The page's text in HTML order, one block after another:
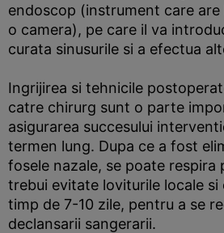
endoscop (instrument care
o camera), pe care il va
curata sinusurile si a efectua
Ingrijirea si tehnicile
catre chirurg sunt o parte
asigurarea succesului
termen lung. Dupa ce a fost
fosele nazale, se poate respira
trebui evitate loviturile locale
timp de 7-10 zile, pentru a se
declansarii sangerarii.